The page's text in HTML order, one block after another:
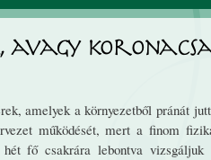
avagy
amelyek a környezetből pránát
működését, mert a finom
hét fő csakrára lebontva